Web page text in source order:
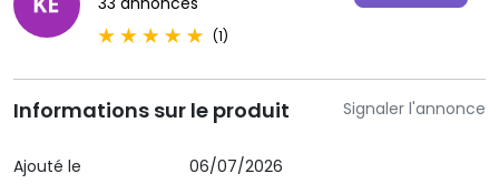
(1)
Signaler l'annonce
Informations sur le produit
Ajouté le
06/07/2026